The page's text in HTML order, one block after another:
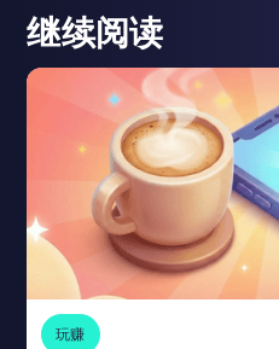
继续阅读
玩赚